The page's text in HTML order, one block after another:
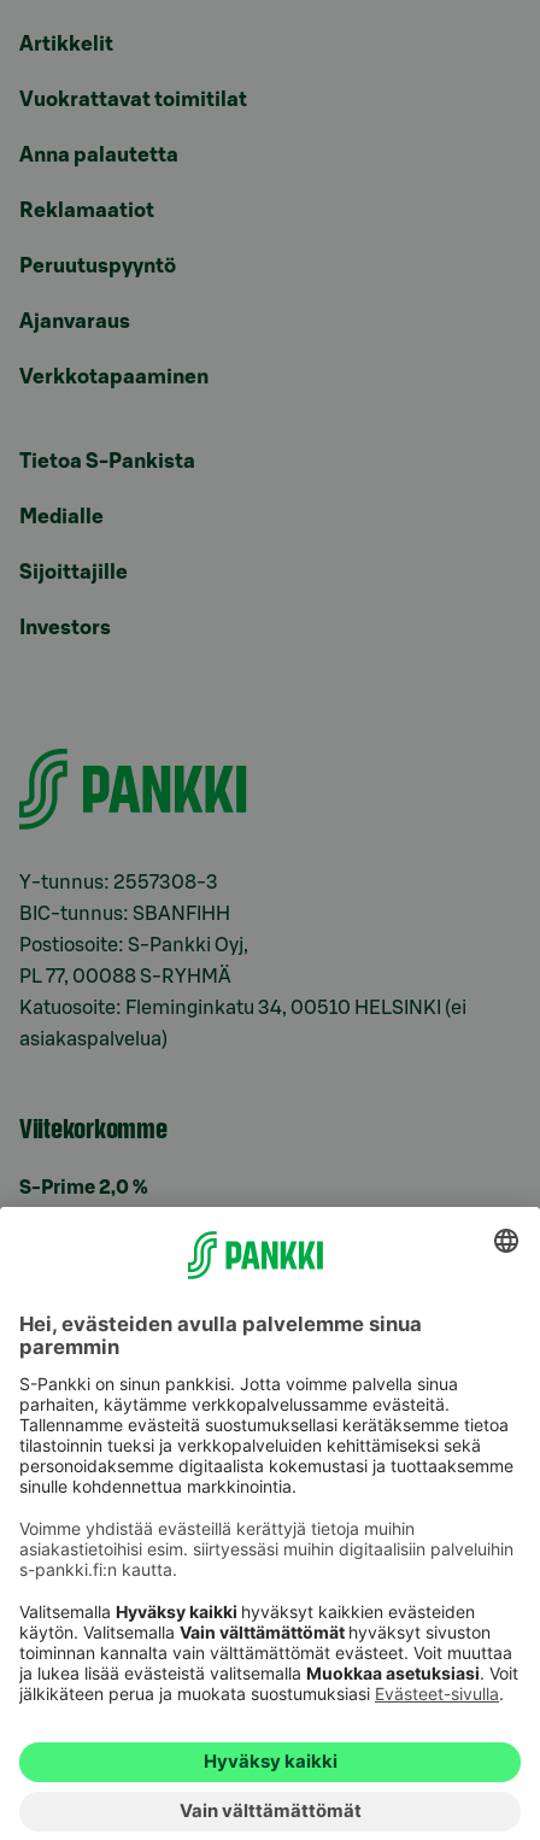
Artikkelit
Vuokrattavat toimitilat
Anna palautetta
Reklamaatiot
Peruutuspyyntö
Ajanvaraus
Verkkotapaaminen
Tietoa S-Pankista
Medialle
Sijoittajille
Investors
Y-tunnus: 2557308-3
BIC-tunnus: SBANFIHH
Postiosoite: S-Pankki Oyj,
PL 77, 00088 S-RYHMÄ
Katuosoite: Fleminginkatu 34, 00510 HELSINKI (ei
asiakaspalvelua)
Viitekorkomme
S-Prime 2,0 %
Käyttöehdot
Saavutettavuusseloste
Evästeet
Verkkopalvelujen käytön edellytykset